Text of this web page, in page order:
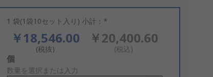
1 袋(1袋10セット入り) 小計：*
￥18,546.00
(税抜)
￥20,400.60
(税込)
Add
to
個
数量を選択または入力